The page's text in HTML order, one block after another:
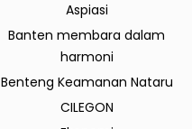
Aspiasi
Banten membara dalam
harmoni
Benteng Keamanan Nataru
CILEGON